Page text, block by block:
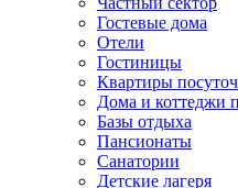
Гостевые дома
Отели
Гостиницы
Квартиры
Дома и коттеджи
Базы отдыха
Пансионаты
Санатории
Детские лагеря